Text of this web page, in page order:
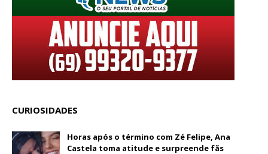
CURIOSIDADES
Horas após o término com Zé Felipe, Ana
Castela toma atitude e surpreende fãs